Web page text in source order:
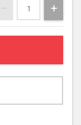
− +